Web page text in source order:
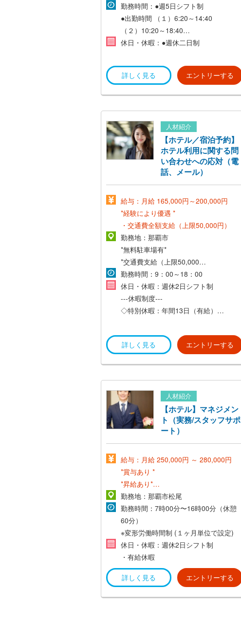
勤務時間：●週5日シフト制
●出勤時間 （１）6:20～14:40
（２）10:20～18:40
少しでも興味があれば、ご相談くださ
いね！
休日・休暇：●週休二日制
詳しく見る エントリーする
人材紹介
【ホテル／宿泊予約】
ホテル利用に関する問
い合わせへの応対（電
話、メール）
給与：月給 165,000円～200,000円
*経験により優遇 *
・交通費全額支給（上限50,000円）
勤務地：那覇市
*無料駐車場有*
*交通費支給（上限50,000）*
*旭橋駅より徒歩2分*
勤務時間：9：00～18：00
休日・休暇：週休2日シフト制
---休暇制度---
◇特別休暇：年間13日（有給）
◇結婚休暇：5日間 （有給）
◇父親の産前産後休暇：年間5日間（有
（有給）
◇忌引休暇：5日間の休暇（有給）
◇子の看護休暇：お子様一人につき5日
の休暇（有給）最大で10日の休暇
◇家族の介護休暇：ご家族一人につき5
日の休暇（有給）最大で10日の休暇
詳しく見る エントリーする
人材紹介
【ホテル】マネジメン
ト（実務/スタッフサポ
ート）
給与：月給 250,000円 ～ 280,000円
*賞与あり *
*昇給あり*
・交通費実費支給（上限あり） /月額
30,000円
・家族手当（規定による）
勤務地：那覇市松尾
勤務時間：7時00分〜16時00分（休憩
60分）
※変形労働時間制 (１ヶ月単位で設定)
休日・休暇：週休2日シフト制
・有給休暇
詳しく見る エントリーする